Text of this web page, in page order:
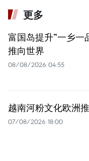
更多
富国岛提升”一乡一
推向世界
08/08/2026 04:55
越南河粉文化欧洲
07/08/2026 18:00